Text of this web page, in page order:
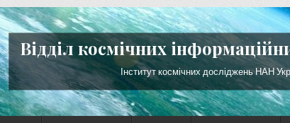
Відділ космічних
Інститут космічних досліджень НАН